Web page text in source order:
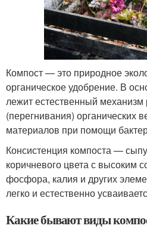
Компост — это природное
органическое удобрение. В
лежит естественный механизм
(перегнивания)
материалов при помощи
Консистенция компоста —
коричневого цвета с высоким
фосфора, калия и других
легко и естественно
Какие бывают виды